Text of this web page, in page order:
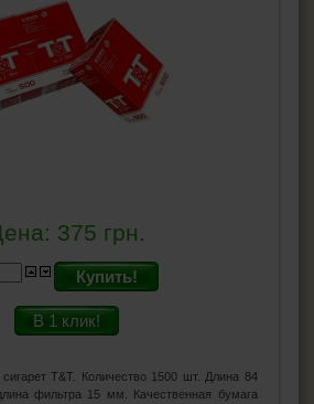
375 грн.
Купить!
В 1 клик!
T&T. Количество 1500 шт. Длина 84
фильтра 15 мм. Качественная бумага